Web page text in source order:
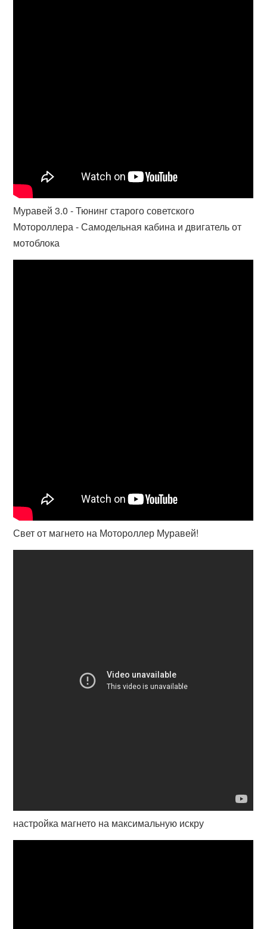
Муравей 3.0 - Тюнинг старого советского
Мотороллера - Самодельная кабина и двигатель от
мотоблока
Свет от магнето на Мотороллер Муравей!
настройка магнето на максимальную искру